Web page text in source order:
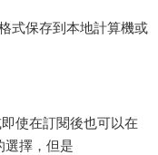
式保存到本地計算機或
使在訂閱後也可以在
選擇，但是